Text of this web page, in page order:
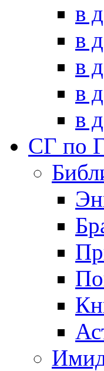
в
в
в
в
в
СГ по